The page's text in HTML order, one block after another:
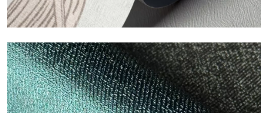
ECO
Eco de Tecnografica es el papel pintado ecológico de fibra de
celulosa: soporte sostenible, sin PVC, con colores claros y de
alta calidad.